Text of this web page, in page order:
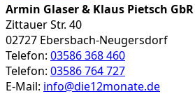
Armin Glaser & Klaus Pietsch GbR
Zittauer Str. 40
02727 Ebersbach-Neugersdorf
Telefon: 03586 368 460
Telefon: 03586 764 727
E-Mail: info@die12monate.de